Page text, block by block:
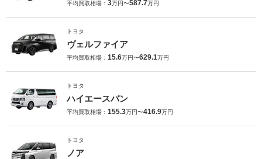
平均買取相場： 3万円〜587.7万円
トヨタ
ヴェルファイア
平均買取相場： 15.6万円〜629.1万円
トヨタ
ハイエースバン
平均買取相場： 155.3万円〜416.9万円
トヨタ
ノア